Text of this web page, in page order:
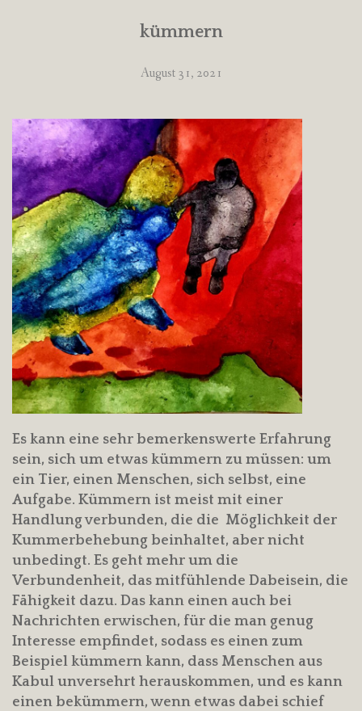
kümmern
August 31, 2021
Es kann eine sehr bemerkenswerte Erfahrung
sein, sich um etwas kümmern zu müssen: um
ein Tier, einen Menschen, sich selbst, eine
Aufgabe. Kümmern ist meist mit einer
Handlung verbunden, die die Möglichkeit der
Kummerbehebung beinhaltet, aber nicht
unbedingt. Es geht mehr um die
Verbundenheit, das mitfühlende Dabeisein, die
Fähigkeit dazu. Das kann einen auch bei
Nachrichten erwischen, für die man genug
Interesse empfindet, sodass es einen zum
Beispiel kümmern kann, dass Menschen aus
Kabul unversehrt herauskommen, und es kann
einen bekümmern, wenn etwas dabei schief